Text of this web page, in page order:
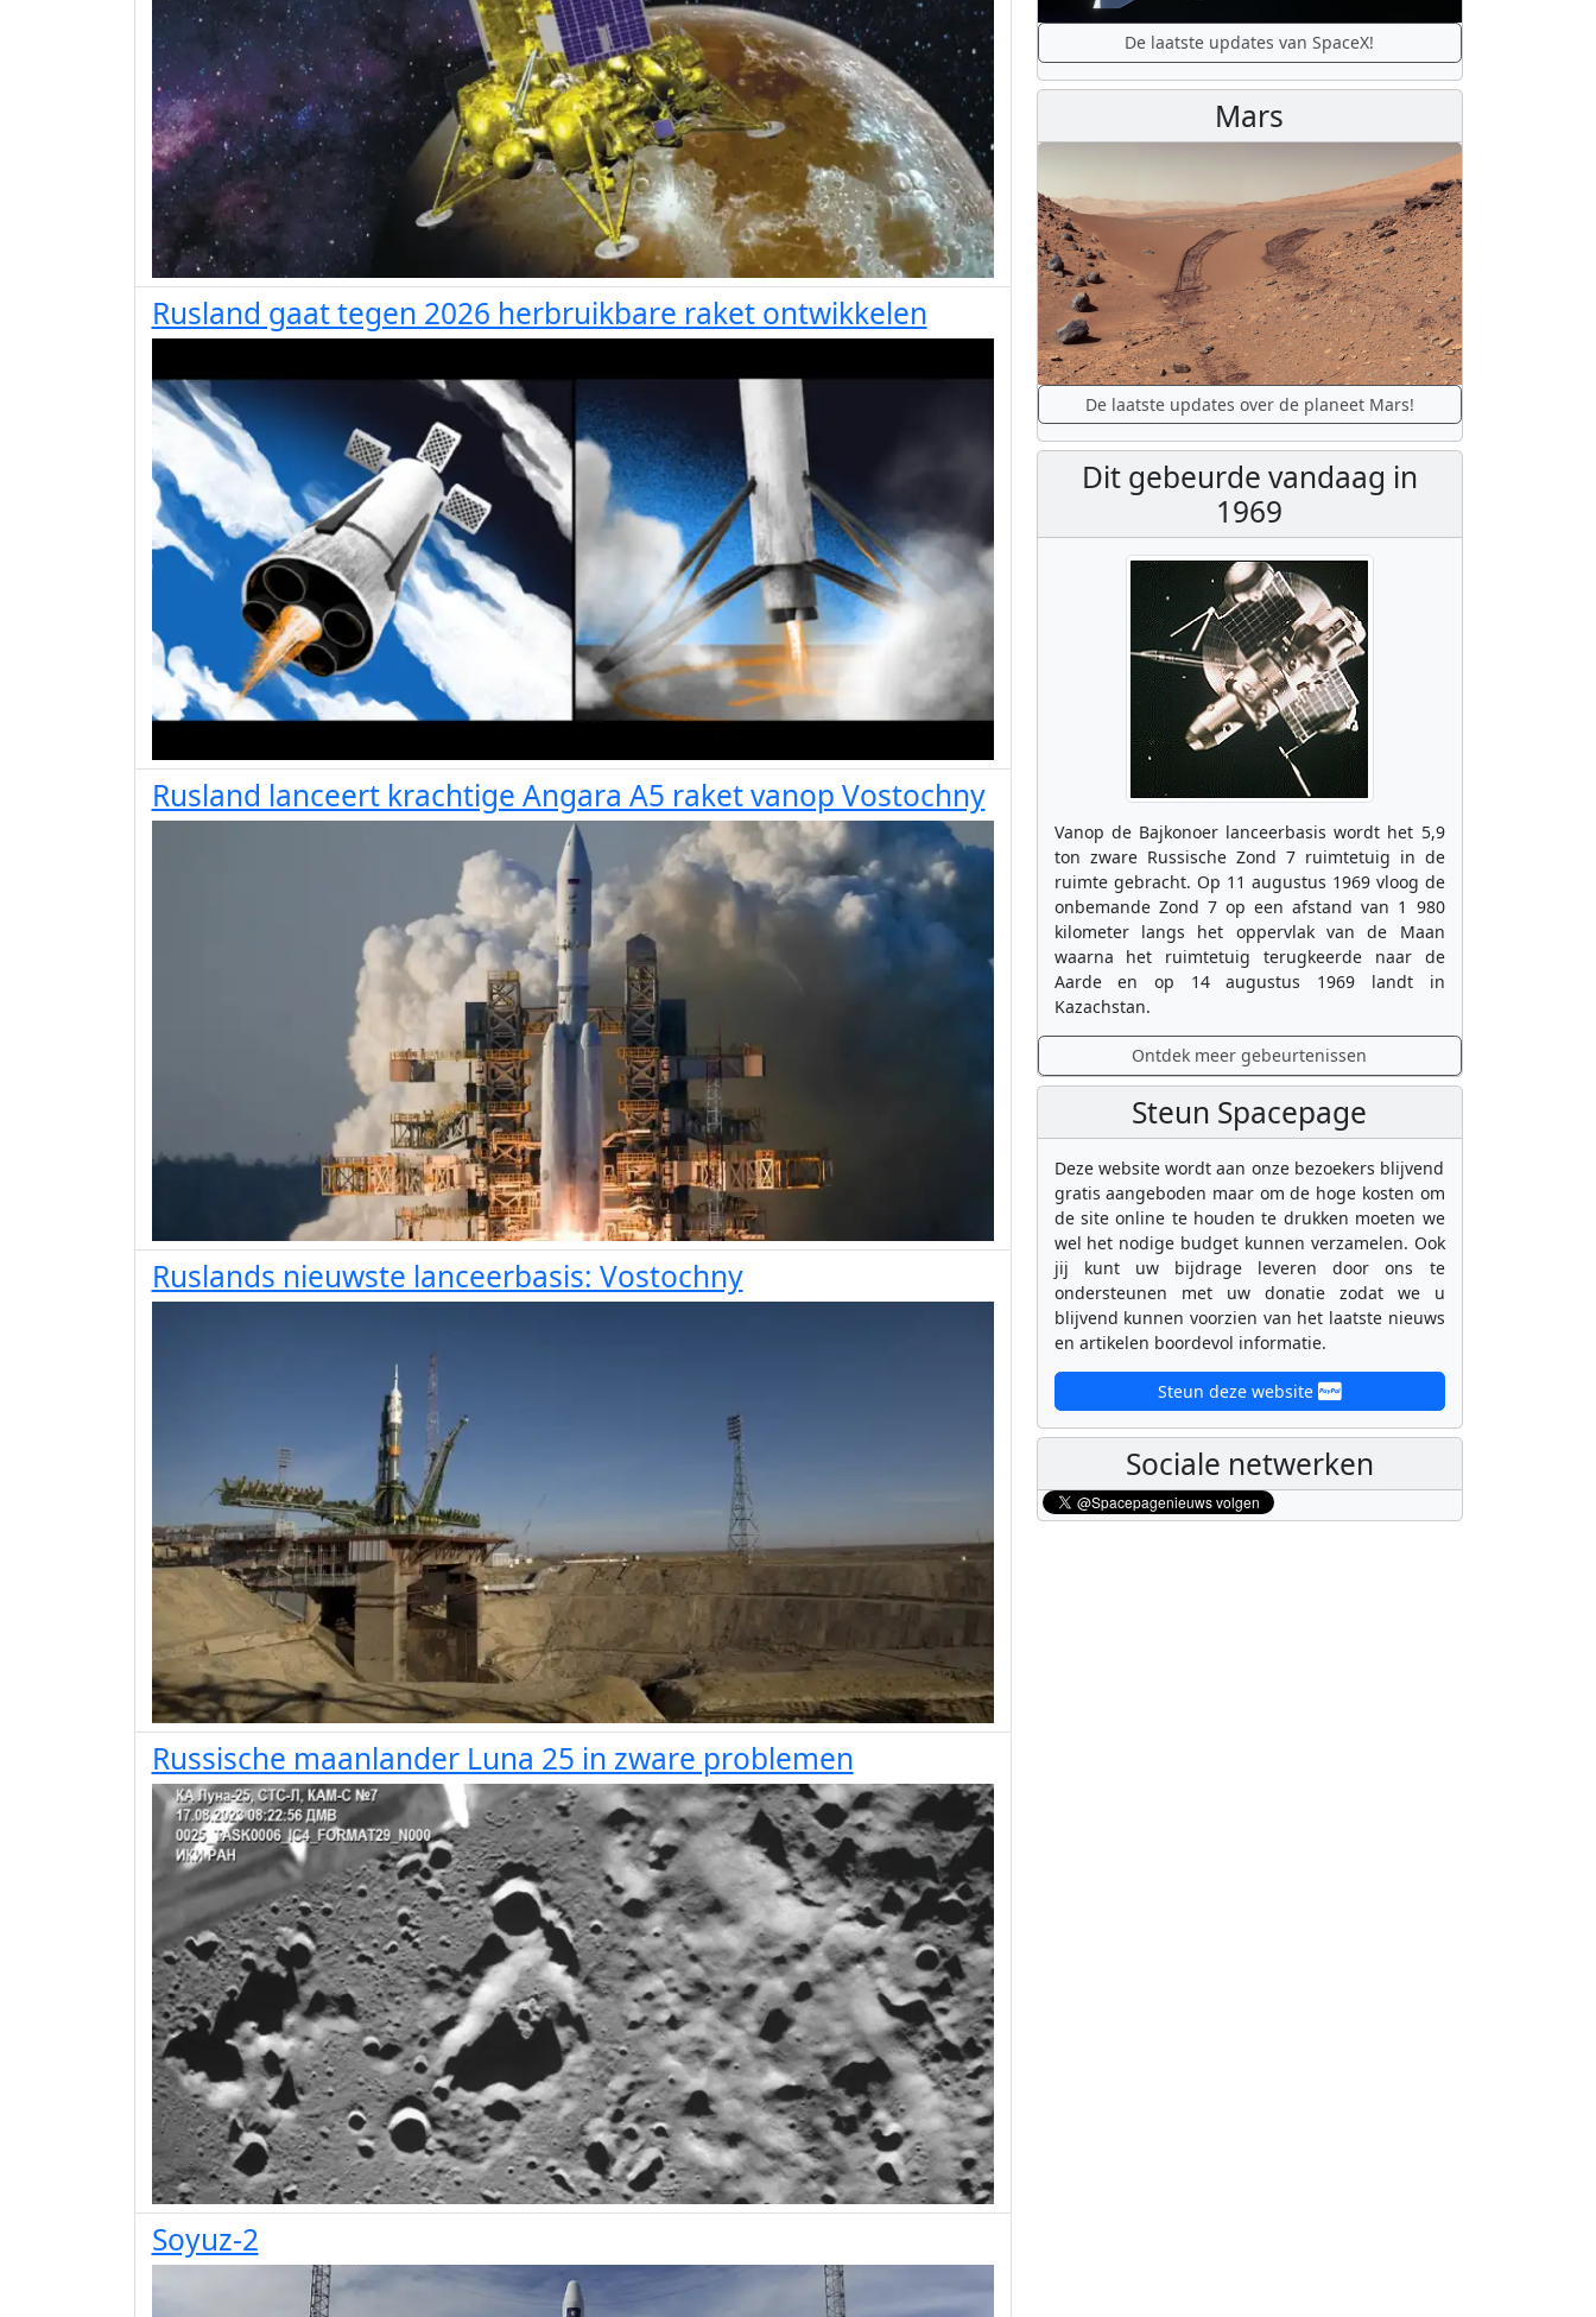
Rusland gaat tegen 2026 herbruikbare raket ontwikkelen
Rusland lanceert krachtige Angara A5 raket vanop Vostochny
Ruslands nieuwste lanceerbasis: Vostochny
Russische maanlander Luna 25 in zware problemen
Soyuz-2
De laatste updates van SpaceX!
Mars
De laatste updates over de planeet Mars!
Dit gebeurde vandaag in
1969
Vanop de Bajkonoer lanceerbasis wordt het 5,9
ton zware Russische Zond 7 ruimtetuig in de
ruimte gebracht. Op 11 augustus 1969 vloog de
onbemande Zond 7 op een afstand van 1 980
kilometer langs het oppervlak van de Maan
waarna het ruimtetuig terugkeerde naar de
Aarde en op 14 augustus 1969 landt in
Kazachstan.
Ontdek meer gebeurtenissen
Steun Spacepage
Deze website wordt aan onze bezoekers blijvend
gratis aangeboden maar om de hoge kosten om
de site online te houden te drukken moeten we
wel het nodige budget kunnen verzamelen. Ook
jij kunt uw bijdrage leveren door ons te
ondersteunen met uw donatie zodat we u
blijvend kunnen voorzien van het laatste nieuws
en artikelen boordevol informatie.
Steun deze website
Sociale netwerken